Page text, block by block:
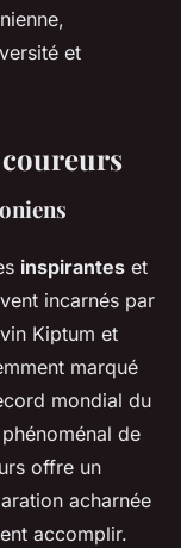
et
coureurs
inspirantes et
incarnés par
Kiptum et
marqué
mondial du
de
offre un
acharnée
accomplir.